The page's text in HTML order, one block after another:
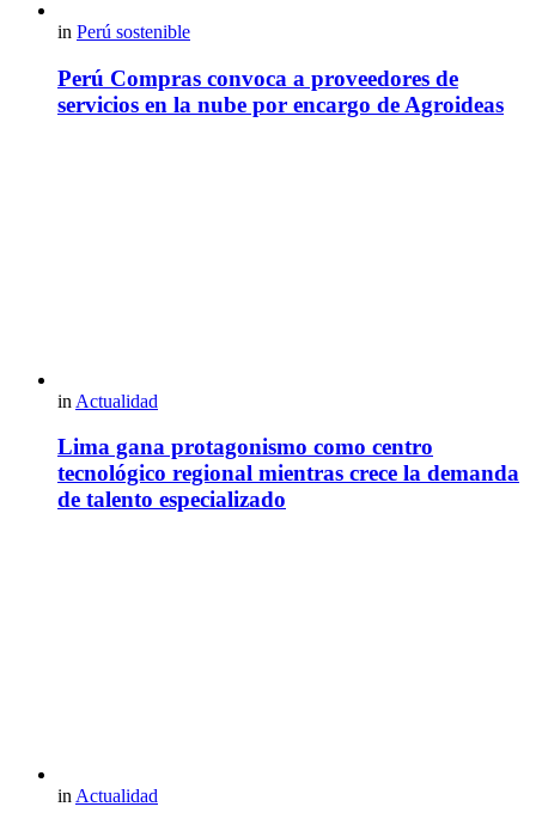
in Perú sostenible
Perú Compras convoca a proveedores de
servicios en la nube por encargo de Agroideas
in Actualidad
Lima gana protagonismo como centro
tecnológico regional mientras crece la demanda
de talento especializado
in Actualidad